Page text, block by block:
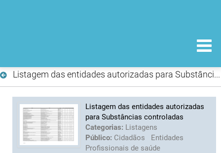
Listagem das entidades autorizadas para Substâncias controladas
Listagem das entidades autorizadas
para Substâncias controladas
Categorias: Listagens
Público: Cidadãos
Entidades
Profissionais de saúde